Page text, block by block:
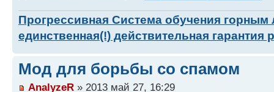
Прогрессивная Система обучения
единственная(!) действительная гарантия
Мод для борьбы со спамом
AnalyzeR » 2013 май 27, 16:29